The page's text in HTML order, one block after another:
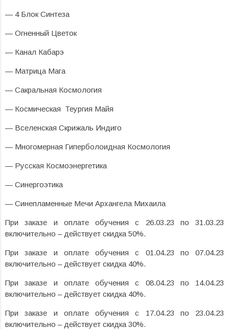
— 4 Блок Синтеза
— Огненный Цветок
— Канал Кабарэ
— Матрица Мага
— Сакральная Космология
— Космическая Теургия Майя
— Вселенская Скрижаль Индиго
— Многомерная Гиперболоидная Космология
— Русская Космоэнергетика
— Синергоэтика
— Синепламенные Мечи Архангела Михаила
При заказе и оплате обучения с 26.03.23 по 31.03.23
включительно – действует скидка 50%.
При заказе и оплате обучения с 01.04.23 по 07.04.23
включительно – действует скидка 40%.
При заказе и оплате обучения с 08.04.23 по 14.04.23
включительно – действует скидка 40%.
При заказе и оплате обучения с 17.04.23 по 23.04.23
включительно – действует скидка 30%.